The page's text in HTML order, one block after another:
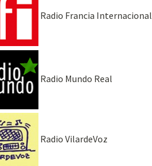
Radio Francia Internacional
Radio Mundo Real
Radio VilardeVoz